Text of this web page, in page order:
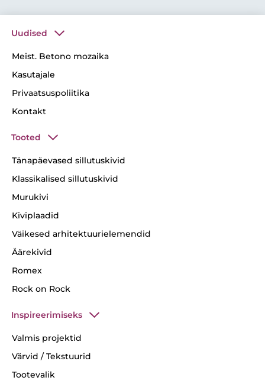
Uudised
Meist. Betono mozaika
Kasutajale
Privaatsuspoliitika
Kontakt
Tooted
Tänapäevased sillutuskivid
Klassikalised sillutuskivid
Murukivi
Kiviplaadid
Väikesed arhitektuurielemendid
Äärekivid
Romex
Rock on Rock
Inspireerimiseks
Valmis projektid
Värvid / Tekstuurid
Tootevalik